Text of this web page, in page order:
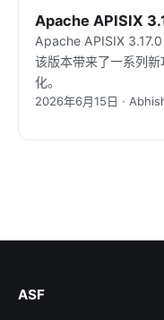
Apache APISIX
Apache APISIX
该版本带来了一系列
化。
2026年6月15日 ·
ASF